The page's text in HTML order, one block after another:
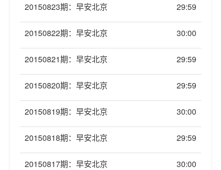
20150823期：早安北京 29:59
20150822期：早安北京 30:00
20150821期：早安北京 29:59
20150820期：早安北京 29:59
20150819期：早安北京 30:00
20150818期：早安北京 29:59
20150817期：早安北京 30:00